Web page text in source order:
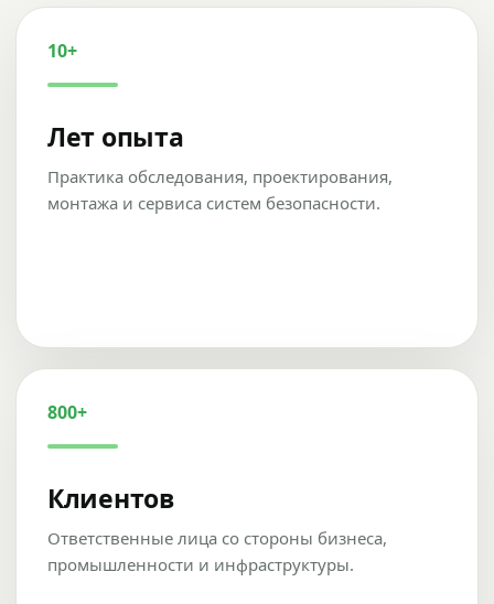
10+
Лет опыта
Практика обследования, проектирования,
монтажа и сервиса систем безопасности.
800+
Клиентов
Ответственные лица со стороны бизнеса,
промышленности и инфраструктуры.